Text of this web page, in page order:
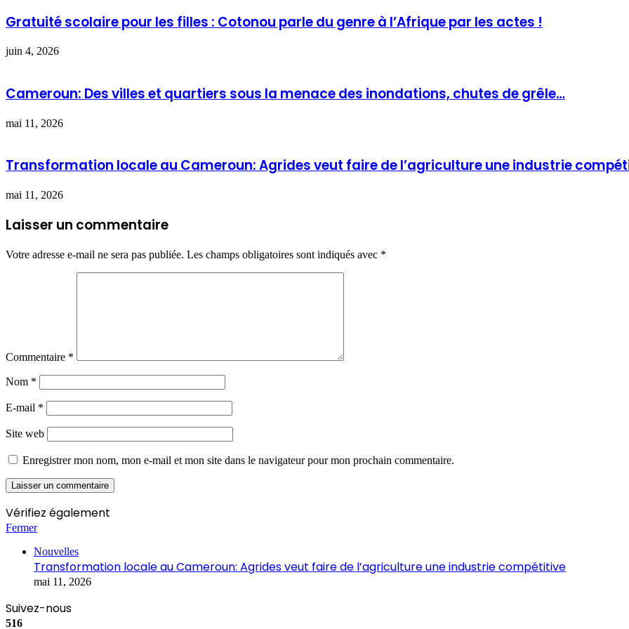
Gratuité scolaire pour les filles : Cotonou parle du genre à l’Afrique par les actes !
juin 4, 2026
Cameroun: Des villes et quartiers sous la menace des inondations, chutes de grêle…
mai 11, 2026
Transformation locale au Cameroun: Agrides veut faire de l’agriculture une industrie
mai 11, 2026
Laisser un commentaire
Votre adresse e-mail ne sera pas publiée. Les champs obligatoires sont indiqués avec *
Commentaire *
Nom *
E-mail *
Site web
Enregistrer mon nom, mon e-mail et mon site dans le navigateur pour mon prochain commentaire.
Vérifiez également
Fermer
Nouvelles
Transformation locale au Cameroun: Agrides veut faire de l’agriculture une industrie compétitive
mai 11, 2026
Suivez-nous
516